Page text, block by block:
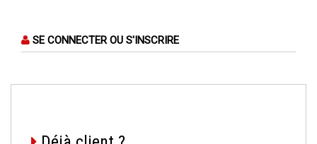
SE CONNECTER OU S'INSCRIRE